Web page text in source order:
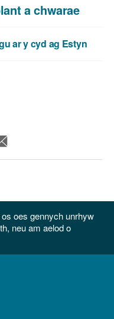
a chwarae
ar y cyd ag Estyn
oes gennych unrhyw
neu am aelod o